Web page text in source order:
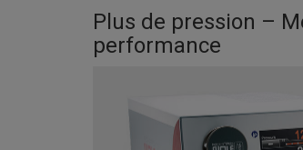
Plus de pression –
performance